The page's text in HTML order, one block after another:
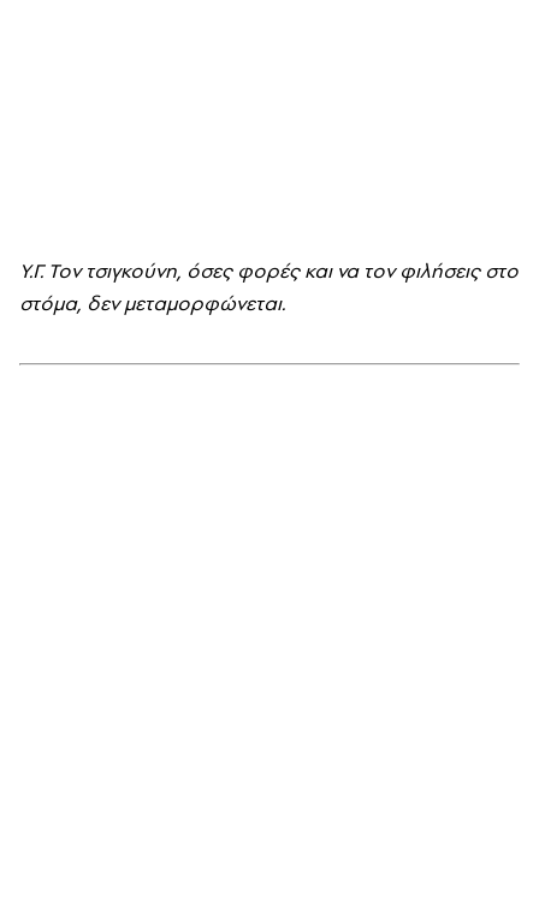
Υ.Γ. Τον τσιγκούνη, όσες φορές και να τον φιλήσεις στο
στόμα, δεν μεταμορφώνεται.